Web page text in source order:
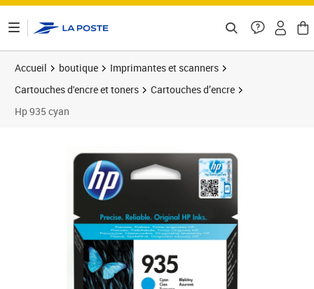
Accueil boutique
Imprimantes et scanners
Cartouches d'encre et toners
Cartouches d’encre
Hp 935 cyan